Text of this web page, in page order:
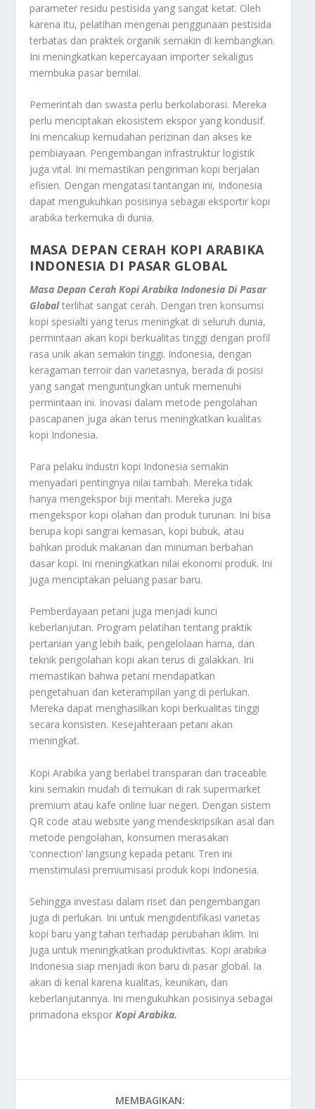
parameter residu pestisida yang sangat ketat. Oleh
karena itu, pelatihan mengenai penggunaan pestisida
terbatas dan praktek organik semakin di kembangkan.
Ini meningkatkan kepercayaan importer sekaligus
membuka pasar bernilai.
Pemerintah dan swasta perlu berkolaborasi. Mereka
perlu menciptakan ekosistem ekspor yang kondusif.
Ini mencakup kemudahan perizinan dan akses ke
pembiayaan. Pengembangan infrastruktur logistik
juga vital. Ini memastikan pengiriman kopi berjalan
efisien. Dengan mengatasi tantangan ini, Indonesia
dapat mengukuhkan posisinya sebagai eksportir kopi
arabika terkemuka di dunia.
MASA DEPAN CERAH KOPI ARABIKA
INDONESIA DI PASAR GLOBAL
Masa Depan Cerah Kopi Arabika Indonesia Di Pasar
Globalterlihat sangat cerah. Dengan tren konsumsi
kopi spesialti yang terus meningkat di seluruh dunia,
permintaan akan kopi berkualitas tinggi dengan profil
rasa unik akan semakin tinggi. Indonesia, dengan
keragamanterroir dan varietasnya, berada di posisi
yang sangat menguntungkan untuk memenuhi
permintaan ini. Inovasi dalam metode pengolahan
pascapanen juga akan terus meningkatkan kualitas
kopi Indonesia.
Para pelaku industri kopi Indonesia semakin
menyadari pentingnya nilai tambah. Mereka tidak
hanya mengekspor biji mentah. Mereka juga
mengekspor kopi olahan dan produk turunan. Ini bisa
berupa kopi sangrai kemasan, kopi bubuk, atau
bahkan produk makanan dan minuman berbahan
dasar kopi. Ini meningkatkan nilai ekonomi produk. Ini
juga menciptakan peluang pasar baru.
Pemberdayaan petani juga menjadi kunci
keberlanjutan. Program pelatihan tentang praktik
pertanian yang lebih baik, pengelolaan hama, dan
teknik pengolahan kopi akan terus di galakkan. Ini
memastikan bahwa petani mendapatkan
pengetahuan dan keterampilan yang di perlukan.
Mereka dapat menghasilkan kopi berkualitas tinggi
secara konsisten. Kesejahteraan petani akan
meningkat.
Kopi Arabika yang berlabel transparan dan traceable
kini semakin mudah di temukan di rak supermarket
premium atau kafe online luar negeri. Dengan sistem
QR code atau website yang mendeskripsikan asal dan
metode pengolahan, konsumen merasakan
‘connection’ langsung kepada petani. Tren ini
menstimulasi premiumisasi produk kopi Indonesia.
Sehingga investasi dalam riset dan pengembangan
juga di perlukan. Ini untuk mengidentifikasi varietas
kopi baru yang tahan terhadap perubahan iklim. Ini
juga untuk meningkatkan produktivitas. Kopi arabika
Indonesia siap menjadi ikon baru di pasar global. Ia
akan di kenal karena kualitas, keunikan, dan
keberlanjutannya. Ini mengukuhkan posisinya sebagai
primadona eksporKopi Arabika.
MEMBAGIKAN: